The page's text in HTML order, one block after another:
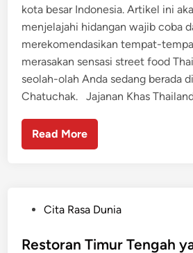
kota besar Indonesia. Artikel ini
menjelajahi hidangan wajib coba
merekomendasikan tempat-
merasakan sensasi street food
seolah-olah Anda sedang berada
Chatuchak. Jajanan Khas
Read More
s
Cita Rasa Dunia
Restoran Timur Tengah